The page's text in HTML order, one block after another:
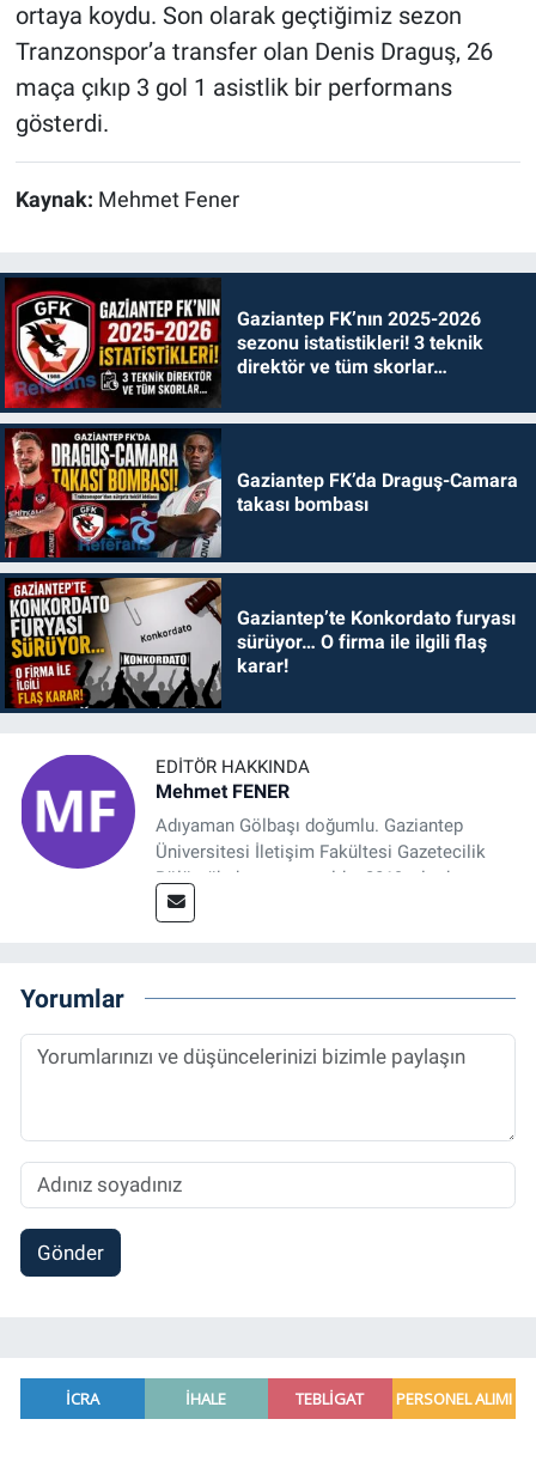
ortaya koydu. Son olarak geçtiğimiz sezon
Tranzonspor’a transfer olan Denis Draguş, 26
maça çıkıp 3 gol 1 asistlik bir performans
gösterdi.
Kaynak: Mehmet Fener
Gaziantep FK’nın 2025-2026
sezonu istatistikleri! 3 teknik
direktör ve tüm skorlar…
Gaziantep FK’da Draguş-Camara
takası bombası
Gaziantep’te Konkordato furyası
sürüyor… O firma ile ilgili flaş
karar!
EDITÖR HAKKINDA
Mehmet FENER
Adıyaman Gölbaşı doğumlu. Gaziantep
Üniversitesi İletişim Fakültesi Gazetecilik
Bölümü’nden mezun oldu. 2019 yılında
başladığı gazetecilik mesleğinde, muhabir,
Sorumlu Haber Editörü' olarak devam
etmektedir.
Yorumlar
Gönder